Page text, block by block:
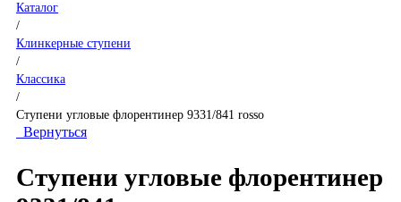
Каталог
/
Клинкерные ступени
/
Классика
/
Ступени угловые флорентинер 9331/841 rosso
Вернуться
Ступени угловые флорентинер